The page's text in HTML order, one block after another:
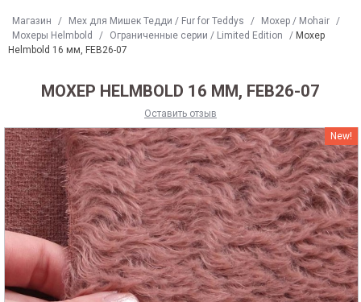
Магазин / Мех для Мишек Тедди / Fur for Teddys / Моxер / Mohair
/
Мохеры Helmbold
/ Ограниченные серии / Limited Edition / Мохер
Helmbold 16 мм, FEB26-07
МОХЕР HELMBOLD 16 ММ, FEB26-07
Оставить отзыв
New!